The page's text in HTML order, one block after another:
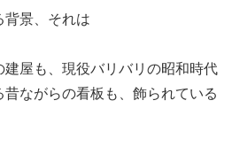
背景、それは
屋も、現役バリバリの昭和時代
ながらの看板も、飾られている